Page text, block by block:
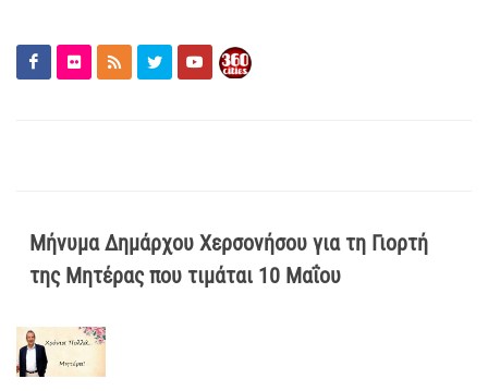
Μήνυμα Δημάρχου Χερσονήσου για τη Γιορτή
της Μητέρας που τιμάται 10 Μαΐου